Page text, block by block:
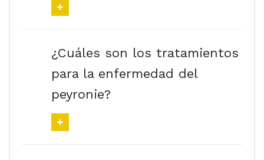
¿Cuáles son los tratamientos
para la enfermedad del
peyronie?